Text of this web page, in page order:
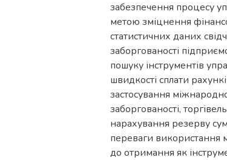
забезпечення процесу
метою зміцнення
статистичних даних
заборгованості
пошуку інструментів
швидкості сплати
застосування
заборгованості,
нарахування резерву
переваги використання
до отримання як